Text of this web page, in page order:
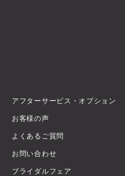
アフターサービス・オプション
お客様の声
よくあるご質問
お問い合わせ
ブライダルフェア